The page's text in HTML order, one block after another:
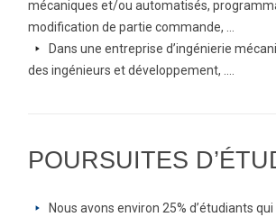
mécaniques et/ou automatisés,
modification de partie commande, …
arrow-
right
Dans une entreprise d’ingénierie
des ingénieurs et développement, ….
POURSUITES
arrow-
Nous avons environ 25% d’étudiants